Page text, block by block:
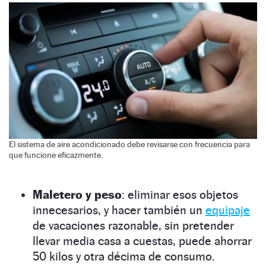
El sistema de aire acondicionado debe revisarse con frecuencia para
que funcione eficazmente.
Maletero y peso: eliminar esos objetos
innecesarios, y hacer también un equipaje
de vacaciones razonable, sin pretender
llevar media casa a cuestas, puede ahorrar
50 kilos y otra décima de consumo.